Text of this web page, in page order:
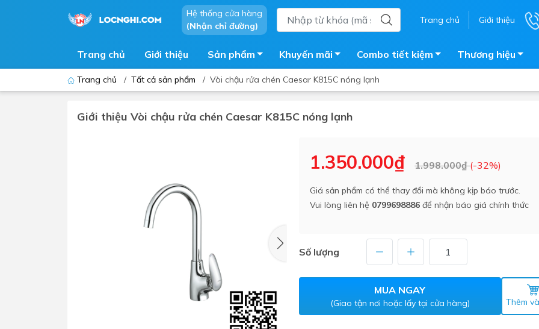
Hệ thống cửa hàng
(Nhận chỉ đường)
Trang chủ Giới thiệu
Trang chủ Giới thiệu Sản phẩm
Vòi chậu - vòi hồ - vòi gắn tường
Máy tắm nước nóng điện
Chậu giặt
trời
Bồn bảo ôn
Bồn nhựa tự hoại
Vòi pha nóng lạnh
Vật tư
Máy nước nóng gián tiếp
Khuyến mãi Combo tiết kiệm Thương hiệu
Trang chủ / Tất cả sản phẩm / Vòi chậu rửa chén Caesar K815C nóng lạnh
Giới thiệu Vòi chậu rửa chén Caesar K815C nóng lạnh
1.350.000₫ 1.998.000₫(-32%)
Giá sản phẩm có thể thay đổi mà không kịp báo trước.
Vui lòng liên hệ 0799698886 để nhận báo giá chính thức
Số lượng
MUA NGAY
(Giao tận nơi hoặc lấy tại cửa hàng) Thêm